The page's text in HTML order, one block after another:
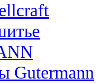
Gutermann